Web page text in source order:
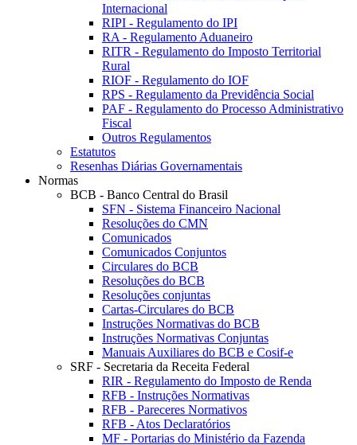
Internacional
RIPI - Regulamento do IPI
RA - Regulamento Aduaneiro
RITR - Regulamento do Imposto Territorial
Rural
RIOF - Regulamento do IOF
RPS - Regulamento da Previdência Social
PAF - Regulamento do Processo Administrativo
Fiscal
Outros Regulamentos
Estatutos
Resenhas Diárias Governamentais
Normas
BCB - Banco Central do Brasil
SFN - Sistema Financeiro Nacional
Resoluções do CMN
Comunicados
Comunicados Conjuntos
Circulares do BCB
Resoluções do BCB
Resoluções conjuntas
Cartas-Circulares do BCB
Instruções Normativas do BCB
Instruções Normativas Conjuntas
Manuais Auxiliares do BCB e Cosif-e
SRF - Secretaria da Receita Federal
RIR - Regulamento do Imposto de Renda
RFB - Instruções Normativas
RFB - Pareceres Normativos
RFB - Atos Declaratórios
MF - Portarias do Ministério da Fazenda